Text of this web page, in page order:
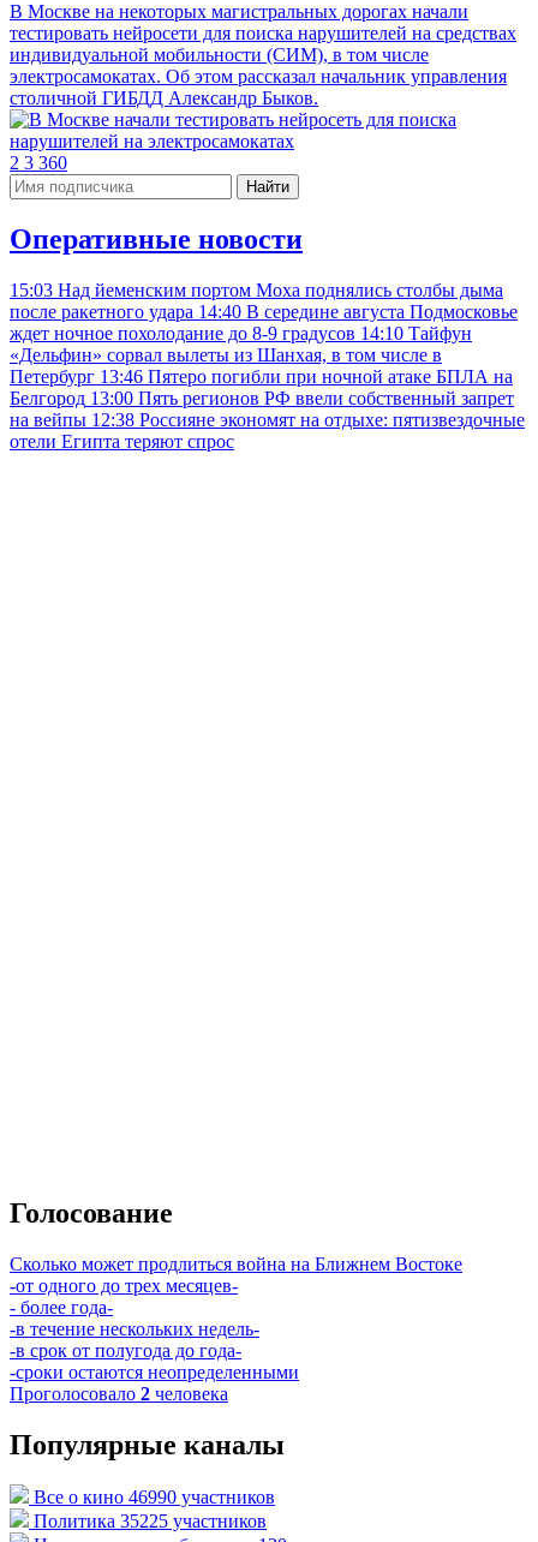
В Москве на некоторых магистральных дорогах начали
тестировать нейросети для поиска нарушителей на средствах
индивидуальной мобильности (СИМ), в том числе
электросамокатах. Об этом рассказал начальник управления
столичной ГИБДД Александр Быков.
2 3 360
Найти
Оперативные новости
15:03 Над йеменским портом Моха поднялись столбы дыма
после ракетного удара 14:40 В середине августа Подмосковье
ждет ночное похолодание до 8-9 градусов 14:10 Тайфун
«Дельфин» сорвал вылеты из Шанхая, в том числе в
Петербург 13:46 Пятеро погибли при ночной атаке БПЛА на
Белгород 13:00 Пять регионов РФ ввели собственный запрет
на вейпы 12:38 Россияне экономят на отдыхе: пятизвездочные
отели Египта теряют спрос
Голосование
Сколько может продлиться война на Ближнем Востоке
-от одного до трех месяцев-
- более года-
-в течение нескольких недель-
-в срок от полугода до года-
-сроки остаются неопределенными
Проголосовало 2 человека
Популярные каналы
Все о кино 46990 участников
Политика 35225 участников